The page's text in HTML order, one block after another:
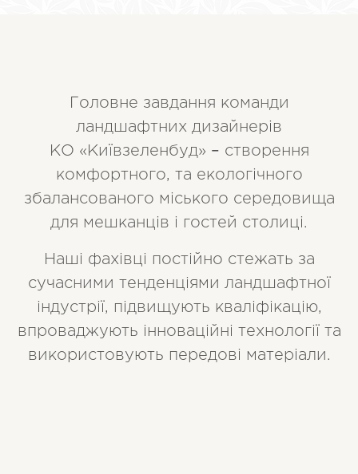
Головне завдання команди
ландшафтних дизайнерів
КО «Київзеленбуд» – створення
комфортного, та екологічного
збалансованого міського середовища
для мешканців і гостей столиці.
Наші фахівці постійно стежать за
сучасними тенденціями ландшафтної
індустрії, підвищують кваліфікацію,
впроваджують інноваційні технології та
використовують передові матеріали.